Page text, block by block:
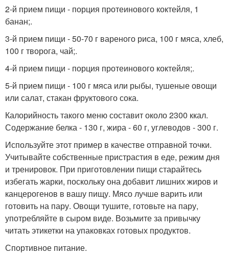
2-й прием пищи - порция протеинового коктейля, 1
банан;.
3-й прием пищи - 50-70 г вареного риса, 100 г мяса, хлеб,
100 г творога, чай;.
4-й прием пищи - порция протеинового коктейля;.
5-й прием пищи - 100 г мяса или рыбы, тушеные овощи
или салат, стакан фруктового сока.
Калорийность такого меню составит около 2300 ккал.
Содержание белка - 130 г, жира - 60 г, углеводов - 300 г.
Используйте этот пример в качестве отправной точки.
Учитывайте собственные пристрастия в еде, режим дня
и тренировок. При приготовлении пищи старайтесь
избегать жарки, поскольку она добавит лишних жиров и
канцерогенов в вашу пищу. Мясо лучше варить или
готовить на пару. Овощи тушите, готовьте на пару,
употребляйте в сыром виде. Возьмите за привычку
читать этикетки на упаковках готовых продуктов.
Спортивное питание.